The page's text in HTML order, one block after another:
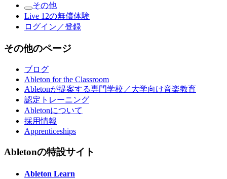
その他
Live 12の無償体験
ログイン／登録
その他のページ
ブログ
Ableton for the Classroom
Abletonが提案する専門学校／大学向け音楽教育
認定トレーニング
Abletonについて
採用情報
Apprenticeships
Abletonの特設サイト
Ableton Learn